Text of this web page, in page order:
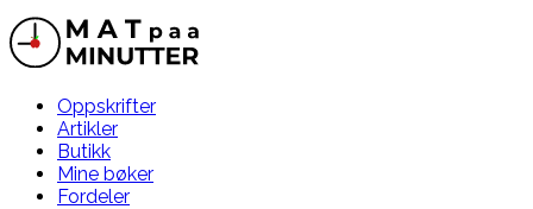
Oppskrifter
Artikler
Butikk
Mine bøker
Fordeler